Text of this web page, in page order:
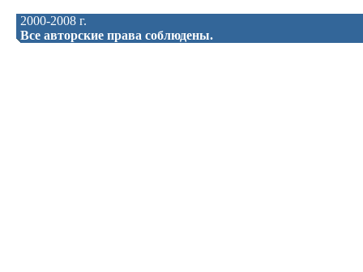
2000-2008 г.
Все авторские права соблюдены.